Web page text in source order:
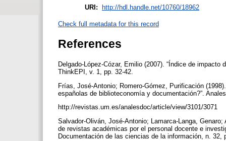
URI: http://hdl.handle.net/10760/18962
Check full metadata for this record
References
Delgado-López-Cózar, Emilio (2007). “Índice de
ThinkEPI, v. 1, pp. 32-42.
Frías, José-Antonio; Romero-Gómez, Purificación
españolas de biblioteconomía y documentación?”.
http://revistas.um.es/analesdoc/article/view/3101/3071
Salvador-Oliván, José-Antonio; Lamarca-Langa,
de revistas académicas por el personal docente e
Documentación de las ciencias de la información, n. 32,